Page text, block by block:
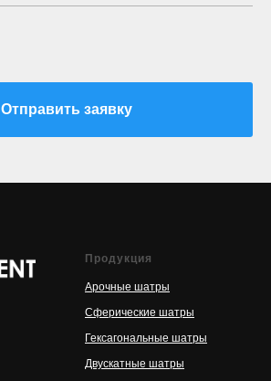
Отправить заявку
Продукция
Арочные шатры
Сферические шатры
Гексагональные шатры
Двускатные шатры